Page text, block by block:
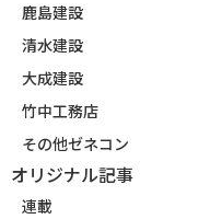
鹿島建設
清水建設
大成建設
竹中工務店
その他ゼネコン
オリジナル記事
連載